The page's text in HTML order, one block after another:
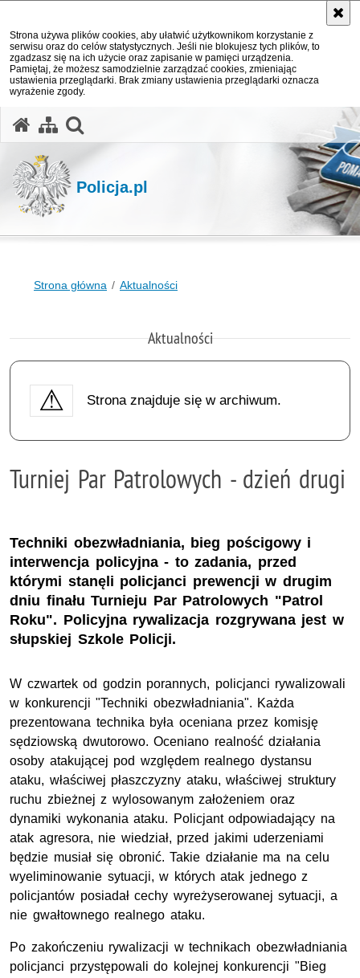
Strona używa plików cookies, aby ułatwić użytkownikom korzystanie z
serwisu oraz do celów statystycznych. Jeśli nie blokujesz tych plików, to
zgadzasz się na ich użycie oraz zapisanie w pamięci urządzenia.
Pamiętaj, że możesz samodzielnie zarządzać cookies, zmieniając
ustawienia przeglądarki. Brak zmiany ustawienia przeglądarki oznacza
wyrażenie zgody.
Policja.pl
Strona główna Aktualności
Aktualności
Strona znajduje się w archiwum.
Turniej Par Patrolowych - dzień drugi
Techniki obezwładniania, bieg pościgowy i
interwencja policyjna - to zadania, przed
którymi stanęli policjanci prewencji w drugim
dniu finału Turnieju Par Patrolowych "Patrol
Roku". Policyjna rywalizacja rozgrywana jest w
słupskiej Szkole Policji.
W czwartek od godzin porannych, policjanci rywalizowali
w konkurencji "Techniki obezwładniania". Każda
prezentowana technika była oceniana przez komisję
sędziowską dwutorowo. Oceniano realność działania
osoby atakującej pod względem realnego dystansu
ataku, właściwej płaszczyzny ataku, właściwej struktury
ruchu zbieżnej z wylosowanym założeniem oraz
dynamiki wykonania ataku. Policjant odpowiadający na
atak agresora, nie wiedział, przed jakimi uderzeniami
będzie musiał się obronić. Takie działanie ma na celu
wyeliminowanie sytuacji, w których atak jednego z
policjantów posiadał cechy wyreżyserowanej sytuacji, a
nie gwałtownego realnego ataku.
Po zakończeniu rywalizacji w technikach obezwładniania
policjanci przystępowali do kolejnej konkurencji "Bieg